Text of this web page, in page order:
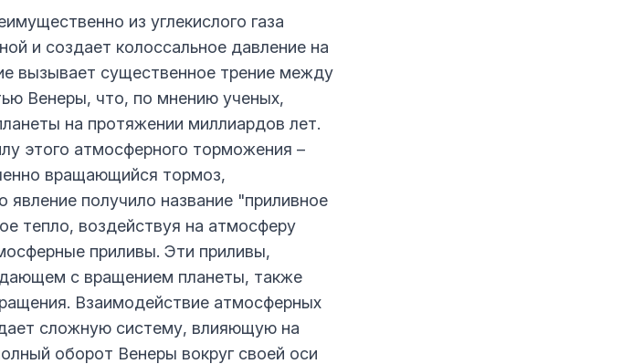
из углекислого газа
и создает колоссальное давление на
вызывает существенное трение между
Венеры, что, по мнению ученых,
на протяжении миллиардов лет.
этого атмосферного торможения –
вращающийся тормоз,
явление получило название "приливное
тепло, воздействуя на атмосферу
приливы. Эти приливы,
с вращением планеты, также
Взаимодействие атмосферных
сложную систему, влияющую на
оборот Венеры вокруг своей оси